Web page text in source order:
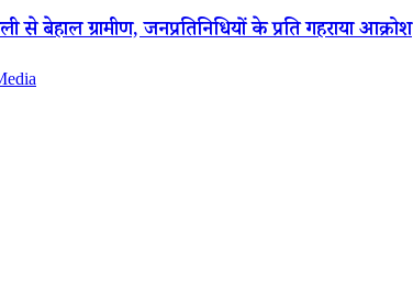
ग्रामीण, जनप्रतिनिधियों के प्रति गहराया आक्रोश